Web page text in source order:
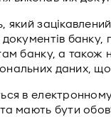
який
банку,
банку, а також
даних, що
в електронному
мають бути